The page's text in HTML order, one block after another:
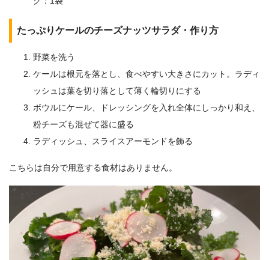
たっぷりケールのチーズナッツサラダ・作り方
野菜を洗う
ケールは根元を落とし、食べやすい大きさにカット。ラディ
ッシュは葉を切り落として薄く輪切りにする
ボウルにケール、ドレッシングを入れ全体にしっかり和え、
粉チーズも混ぜて器に盛る
ラディッシュ、スライスアーモンドを飾る
こちらは自分で用意する食材はありません。